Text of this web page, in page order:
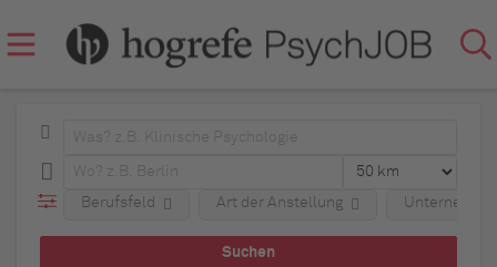
Berufsfeld Art der Anstellung